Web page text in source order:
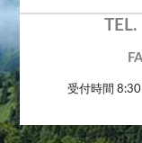
TEL.
受付時間